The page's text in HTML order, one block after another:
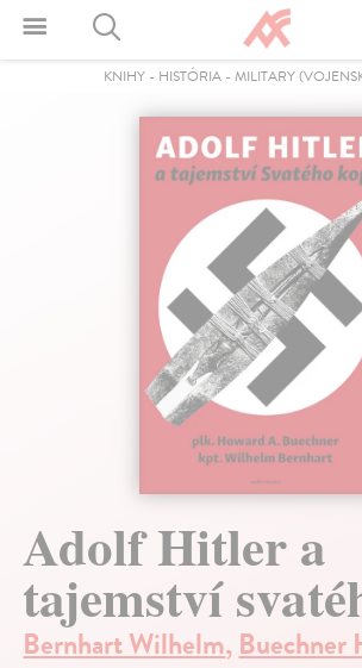
KNIHY - HISTÓRIA - MILITARY
Adolf Hitler a
tajemství
Bernhart Wilhelm,Buechner